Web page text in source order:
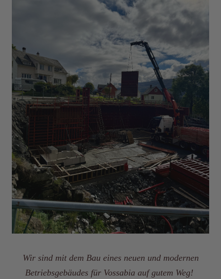
Wir sind mit dem Bau eines neuen und modernen
Betriebsgebäudes für Vossabia auf gutem Weg!